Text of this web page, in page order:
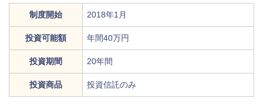
制度開始 2018年1月
投資可能額 年間40万円
投資期間 20年間
投資商品 投資信託のみ